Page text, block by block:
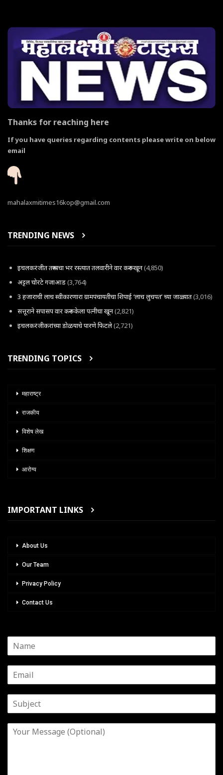
Thanks for reaching here
If you have queries regarding contents please write on below
email
mahalaxmitimes16kop@gmail.com
TRENDING NEWS
इचलकरंजीत तरूणाचा भर रस्त्यात तलवारीने वार करून खून(4,850)
अट्टल चोरटे गजाआड(3,764)
3 हजाराची लाच स्वीकारणारा ग्रामपंचायतीचा शिपाई ‘लाच लुचपत’ च्या जाळ्यात(3,016)
सत्तूराने सपासप वार करून केला पत्नीचा खून(2,821)
इचलकरंजीकरांच्या डोळयाचे पारणे फिटले(2,721)
TRENDING TOPICS
महाराष्ट्र
राजकीय
विशेष लेख
शिक्षण
आरोग्य
IMPORTANT LINKS
About Us
Our Team
Privacy Policy
Contact Us